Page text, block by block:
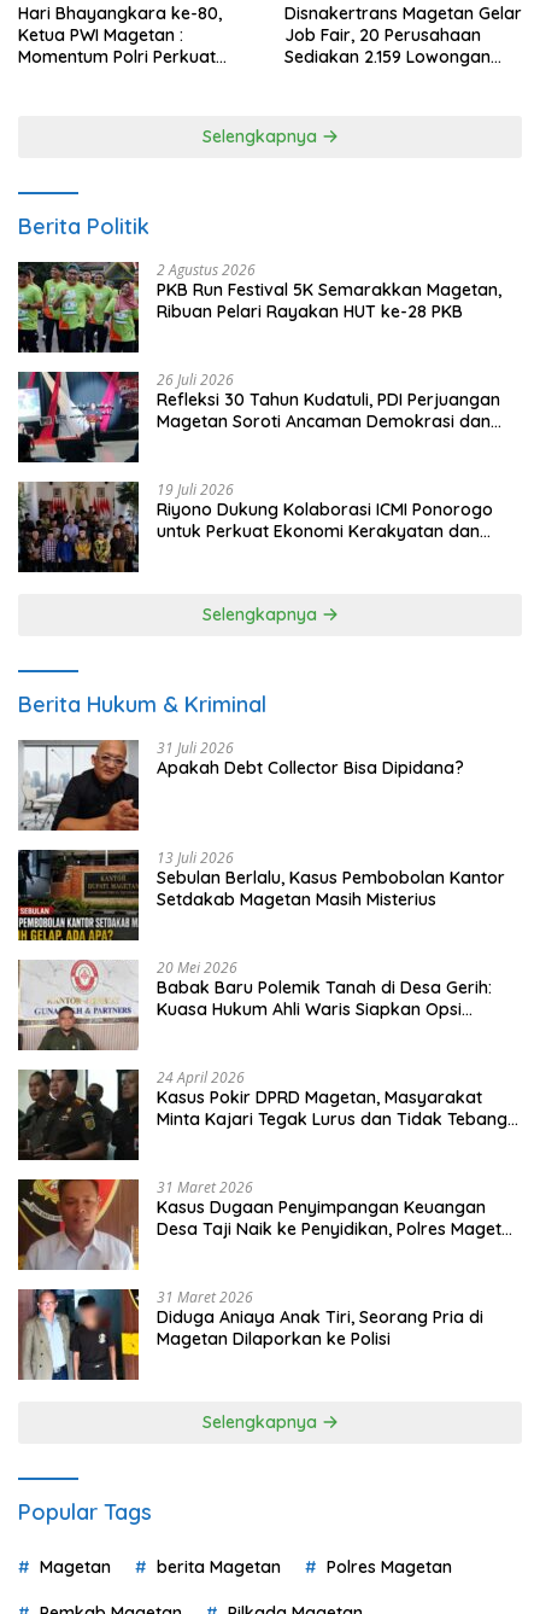
Hari Bhayangkara ke-80,
Ketua PWI Magetan :
Momentum Polri Perkuat
Disnakertrans Magetan Gelar
Job Fair, 20 Perusahaan
Sediakan 2.159 Lowongan
Selengkapnya
Berita Politik
2 Agustus 2026
PKB Run Festival 5K Semarakkan Magetan,
Ribuan Pelari Rayakan HUT ke-28 PKB
26 Juli 2026
Refleksi 30 Tahun Kudatuli, PDI Perjuangan
Magetan Soroti Ancaman Demokrasi dan
19 Juli 2026
Riyono Dukung Kolaborasi ICMI Ponorogo
untuk Perkuat Ekonomi Kerakyatan dan
Selengkapnya
Berita Hukum & Kriminal
31 Juli 2026
Apakah Debt Collector Bisa Dipidana?
13 Juli 2026
Sebulan Berlalu, Kasus Pembobolan Kantor
Setdakab Magetan Masih Misterius
20 Mei 2026
Babak Baru Polemik Tanah di Desa Gerih:
Kuasa Hukum Ahli Waris Siapkan Opsi
24 April 2026
Kasus Pokir DPRD Magetan, Masyarakat
Minta Kajari Tegak Lurus dan Tidak Tebang
31 Maret 2026
Kasus Dugaan Penyimpangan Keuangan
Desa Taji Naik ke Penyidikan, Polres Magetan
31 Maret 2026
Diduga Aniaya Anak Tiri, Seorang Pria di
Magetan Dilaporkan ke Polisi
Selengkapnya
Popular Tags
Magetan berita Magetan Polres Magetan